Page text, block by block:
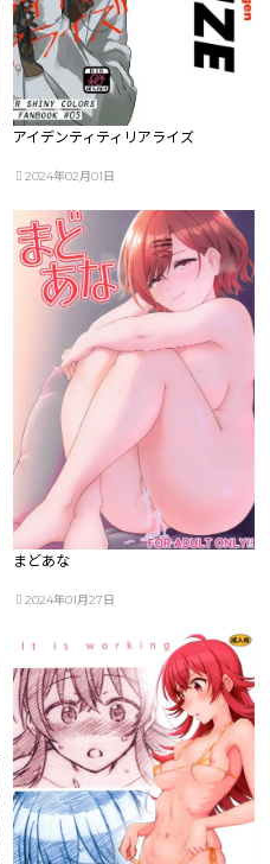
アイデンティティリアライズ
2024年02月01日
まどあな
2024年01月27日